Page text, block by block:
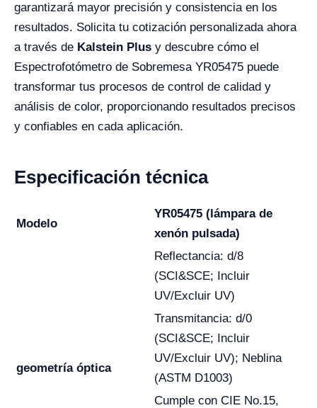
garantizará mayor precisión y consistencia en los
resultados. Solicita tu cotización personalizada ahora
a través de Kalstein Plus y descubre cómo el
Espectrofotómetro de Sobremesa YR05475 puede
transformar tus procesos de control de calidad y
análisis de color, proporcionando resultados precisos
y confiables en cada aplicación.
Especificación técnica
Modelo
YR05475 (lámpara de
xenón pulsada)
geometría óptica
Reflectancia: d/8
(SCI&SCE; Incluir
UV/Excluir UV)
Transmitancia: d/0
(SCI&SCE; Incluir
UV/Excluir UV); Neblina
(ASTM D1003)
Cumple con CIE No.15,